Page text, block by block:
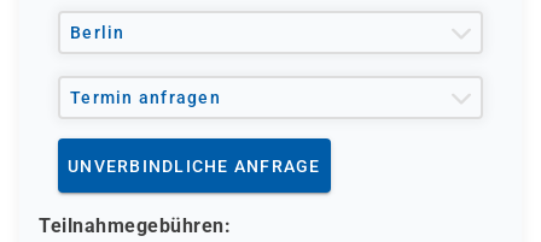
Berlin
Termin anfragen
UNVERBINDLICHE ANFRAGE
Teilnahmegebühren: